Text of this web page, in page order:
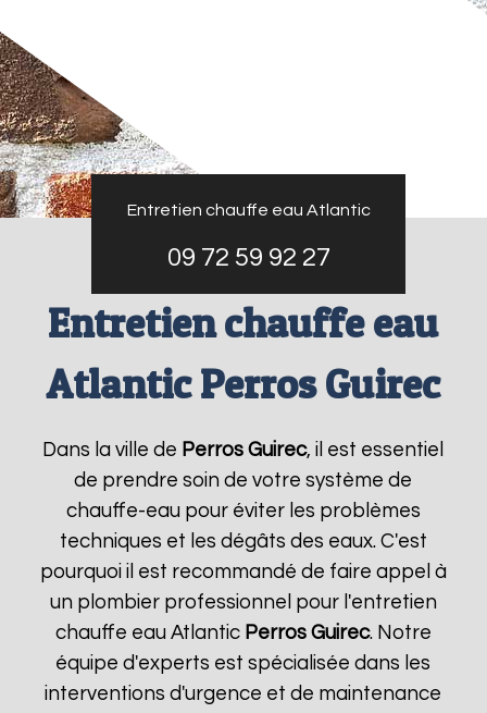
Entretien chauffe eau Atlantic
09 72 59 92 27
Entretien chauffe eau
Atlantic Perros Guirec
Dans la ville de Perros Guirec, il est essentiel
de prendre soin de votre système de
chauffe-eau pour éviter les problèmes
techniques et les dégâts des eaux. C'est
pourquoi il est recommandé de faire appel à
un plombier professionnel pour l'entretien
chauffe eau Atlantic Perros Guirec. Notre
équipe d'experts est spécialisée dans les
interventions d'urgence et de maintenance